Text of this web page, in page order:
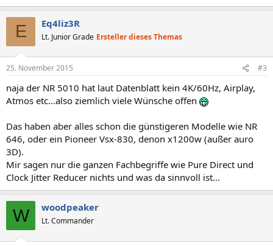
E Eq4liz3R
Lt. Junior Grade Ersteller dieses Themas
25. November 2015 #3
naja der NR 5010 hat laut Datenblatt kein 4K/60Hz, Airplay,
Atmos etc...also ziemlich viele Wünsche offen
Das haben aber alles schon die günstigeren Modelle wie NR
646, oder ein Pioneer Vsx-830, denon x1200w (außer auro
3D).
Mir sagen nur die ganzen Fachbegriffe wie Pure Direct und
Clock Jitter Reducer nichts und was da sinnvoll ist...
W woodpeaker
Lt. Commander